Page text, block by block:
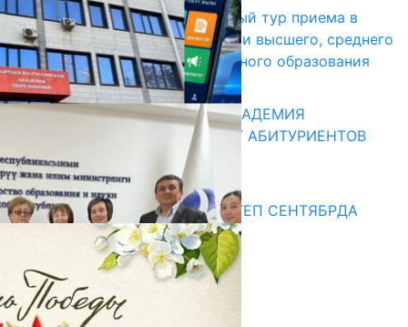
В Кыргызстане начался первый тур приема в
образовательные организации высшего, среднего
и начального профессионального образования
13.07.2026
КЫРГЫЗКО-РОССИЙСКАЯ АКАДЕМИЯ
ОБРАЗОВАНИЯ ПРИГЛАШАЕТ АБИТУРИЕНТОВ
10.07.2026
Медиа
СУЗАКТА 750 ОРУНДУУ МЕКТЕП СЕНТЯБРДА
ПАЙДАЛАНУУГА БЕРИЛЕТ
07.08.2025
Улуу Жеңиштин жандуу сөзү
29.04.2025